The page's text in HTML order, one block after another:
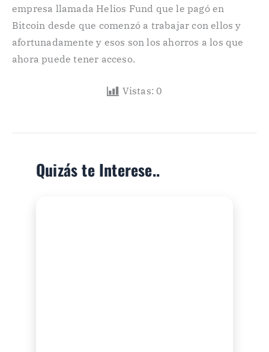
empresa llamada Helios Fund que le pagó en
Bitcoin desde que comenzó a trabajar con ellos y
afortunadamente y esos son los ahorros a los que
ahora puede tener acceso.
Vistas: 0
Quizás te Interese..